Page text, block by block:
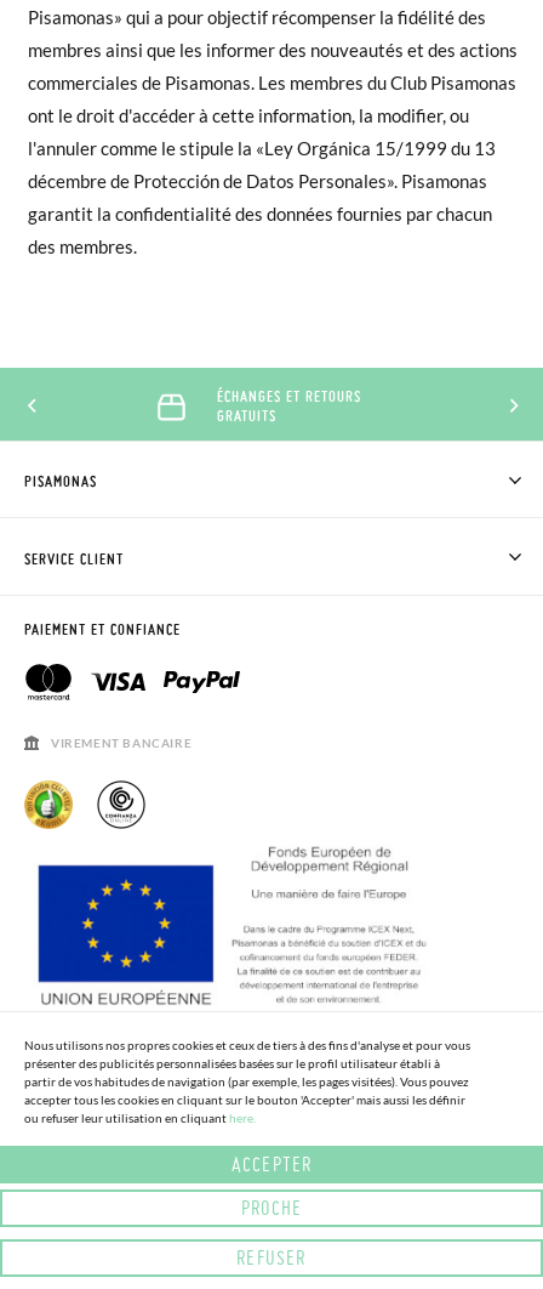
Pisamonas» qui a pour objectif récompenser la fidélité des
membres ainsi que les informer des nouveautés et des actions
commerciales de Pisamonas. Les membres du Club Pisamonas
ont le droit d'accéder à cette information, la modifier, ou
l'annuler comme le stipule la «Ley Orgánica 15/1999 du 13
décembre de Protección de Datos Personales». Pisamonas
garantit la confidentialité des données fournies par chacun
des membres.
ÉCHANGES ET RETOURS
GRATUITS
PISAMONAS
CLUB PISAMONAS
BLOG & NEWS
AVIS LÉGAL, CONFIDENCIALITÉ ET COOKIES
GUIDE DE TAILLES
SOLDES
SERVICE CLIENT
DEMANDER RETOUR
CONTACT
HORAIRES
QUESTIONS FRÉQUENTES
PAIEMENT ET CONFIANCE
VIREMENT BANCAIRE
Nous utilisons nos propres cookies et ceux de tiers à des fins d'analyse et pour vous
présenter des publicités personnalisées basées sur le profil utilisateur établi à
partir de vos habitudes de navigation (par exemple, les pages visitées). Vous pouvez
accepter tous les cookies en cliquant sur le bouton 'Accepter' mais aussi les définir
ou refuser leur utilisation en cliquanthere.
ACCEPTER
PROCHE
REFUSER